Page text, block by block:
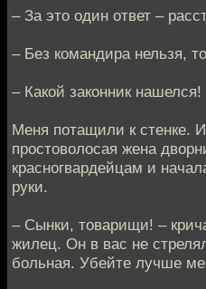
– За это один ответ –
– Без командира нельзя,
– Какой законник нашелся!
Меня потащили к стенке.
простоволосая жена
красногвардейцам и
руки.
– Сынки, товарищи! –
жилец. Он в вас не
больная. Убейте лучше